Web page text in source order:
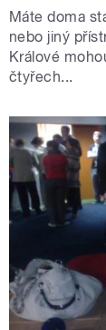
Máte doma
nebo jiný
Králové
čtyřech...